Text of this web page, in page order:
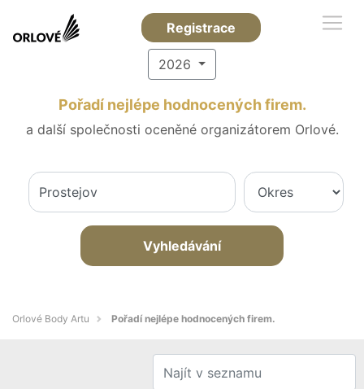
Registrace
2026
Pořadí nejlépe hodnocených firem.
a další společnosti oceněné organizátorem Orlové.
Vyhledávání
Orlové Body Artu Pořadí nejlépe hodnocených firem.